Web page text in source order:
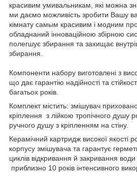
красивим умивальникам, які можна
ми даємо можливість зробити Вашу
кімнату самым красивим і модним
обладнаний інноваційною збірною
полегшує збирання та захищає
збирання.
Компоненти набору виготовлені з
що дає гарантію надійності та
багатьох років.
Комплект містить: змішувач
кріплення з лійкою тропічного душу
ручного душу з кріпленням на стіну.
Керамічний картридж високої якості
корпусу змішувача та гарантує
циклів відкривання й закривання
приблизно 10 років інтенсивного